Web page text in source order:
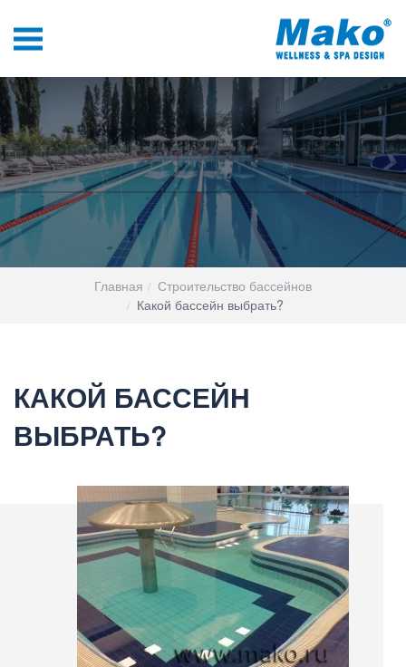
Главная
Строительство бассейнов
Какой бассейн выбрать?
КАКОЙ БАССЕЙН
ВЫБРАТЬ?